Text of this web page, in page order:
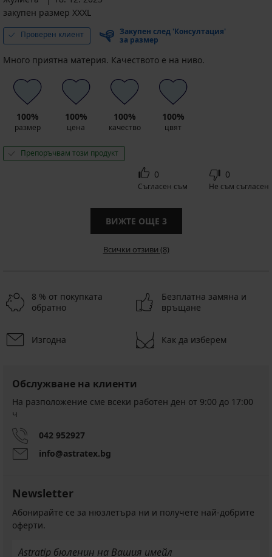
закупен размер XXXL
Проверен клиент
Закупен след 'Консултация'
за размер
Много приятна материя. Качеството е на ниво.
100%
размер
100%
цена
100%
качество
100%
цвят
Препоръчвам този продукт
0
Съгласен съм
0
Не съм съгласен
ВИЖТЕ ОЩЕ 3
Всички отзиви (8)
8 % от покупката
обратно
Безплатна замяна и
връщане
Изгодна Как да изберем
Обслужване на клиенти
На разположение сме всеки работен ден от 9:00 до 17:00
ч
042 952927
info@astratex.bg
Newsletter
Абонирайте се за нюзлетъра ни и получете най-добрите
оферти.